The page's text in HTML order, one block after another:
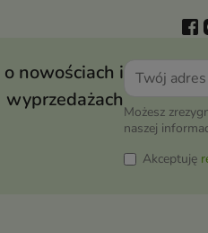
nowościach i
wyprzedażach
Możesz
naszej
Akceptuję